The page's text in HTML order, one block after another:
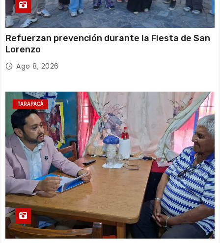
Refuerzan prevención durante la Fiesta de San
Lorenzo
Ago 8, 2026
TARAPACÁ